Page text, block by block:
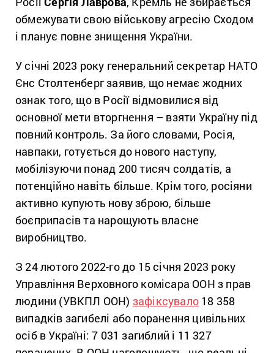
обмежувати свою військову агресію Сходом
і планує повне знищення України.
У січні 2023 року генеральний секретар НАТО
Єнс Столтенберг заявив, що немає жодних
ознак того, що в Росії відмовилися від
основної мети вторгнення – взяти Україну під
повний контроль. За його словами, Росія,
навпаки, готується до нового наступу,
мобілізуючи понад 200 тисяч солдатів, а
потенційно навіть більше. Крім того, росіяни
активно купують нову зброю, більше
боєприпасів та нарощують власне
виробництво.
З 24 лютого2022-го до 15 січня2023 року
Управління Верховного комісара ООН з прав
людини (УВКПЛ ООН) зафіксувало 18 358
випадків загибелі або поранення цивільних
осіб в Україні: 7 031 загиблий і 11 327